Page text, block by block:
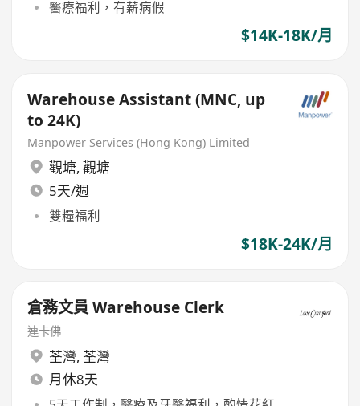
醫療福利，有薪病假
$14K-18K/月
Warehouse Assistant (MNC, up
to 24K)
Manpower Services (Hong Kong) Limited
觀塘, 觀塘
5天/週
雙糧福利
$18K-24K/月
倉務文員 Warehouse Clerk
連卡佛
荃灣, 荃灣
月休8天